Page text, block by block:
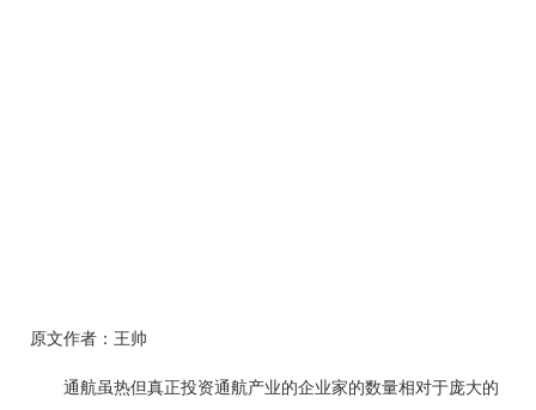
原文作者：王帅
通航虽热但真正投资通航产业的企业家的数量相对于庞大的